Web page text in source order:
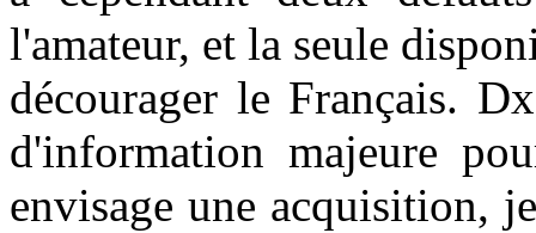
l'amateur, et la seule
décourager le Français.
d'information majeure
envisage une acquisition,